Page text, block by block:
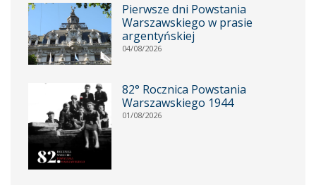
Pierwsze dni Powstania
Warszawskiego w prasie
argentyńskiej
04/08/2026
82° Rocznica Powstania
Warszawskiego 1944
01/08/2026